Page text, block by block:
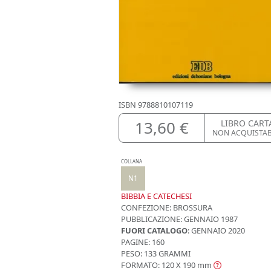
ISBN 9788810107119
13,60 € LIBRO
NON
COLLANA
N1
BIBBIA E CATECHESI
CONFEZIONE: BROSSURA
PUBBLICAZIONE:GENNAIO 1987
FUORI CATALOGO: GENNAIO 2020
PAGINE: 160
PESO: 133 GRAMMI
FORMATO: 120 X 190 mm